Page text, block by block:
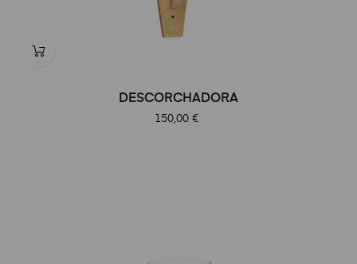
DESCORCHADORA
Precio
150,00 €